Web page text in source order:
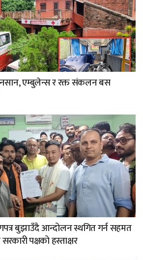
एम्बुलेन्स र रक्त संकलन बस
बुझाउँदै आन्दोलन स्थगित गर्न सहमत
पक्षको हस्ताक्षर